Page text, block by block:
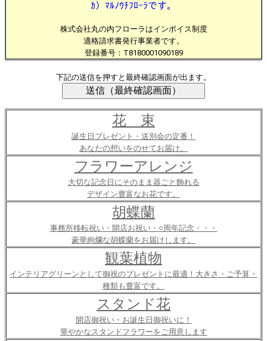
ｶ）ﾏﾙﾉｳﾁﾌﾛｰﾗです。
株式会社丸の内フローラはインボイス制度
適格請求書発行事業者です。
登録番号：T8180001090189
下記の送信を押すと最終確認画面が出ます。
花 束
誕生日プレゼント・送別会の定番！
あなたの想いをのせてお届け。
フラワーアレンジ
大切な記念日にそのまま器ごと飾れる
デザイン豊富なお花です。
胡蝶蘭
事務所移転祝い・開店お祝い・○周年記念・・・
豪華絢爛な胡蝶蘭をお届けします。
観葉植物
インテリアグリーンとして御祝のプレゼントに最適！大きさ・ご予算・
種類も豊富です。
スタンド花
開店御祝い・お誕生日御祝いに！
華やかなスタンドフラワーをご用意します